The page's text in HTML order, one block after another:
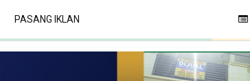
PASANG IKLAN